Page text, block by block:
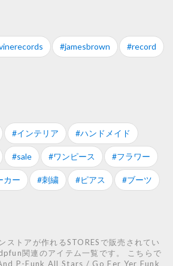
#jamesbrown #record
#インテリア #ハンドメイド
#sale #ワンピース #フラワー
カー #刺繍 #ピアス #ブーツ
ストアが作れるSTORESで販売されてい
関連のアイテム一覧です。 こちらで
P-Funk All Stars / Go Fer Yer Funk